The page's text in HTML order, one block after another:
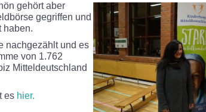
gehört aber
gegriffen und
haben.
nachgezählt und es
von 1.762
Mitteldeutschland
es hier.